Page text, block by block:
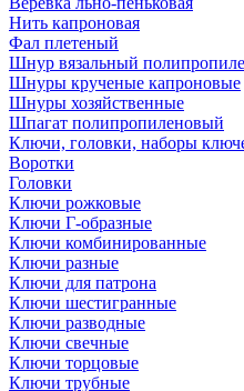
Нить капроновая
Фал плетеный
Шнур вязальный
Шнуры крученые капроновые
Шнуры хозяйственные
Шпагат полипропиленовый
Ключи, головки, наборы
Воротки
Головки
Ключи рожковые
Ключи Г-образные
Ключи комбинированные
Ключи разные
Ключи для патрона
Ключи шестигранные
Ключи разводные
Ключи свечные
Ключи торцовые
Ключи трубные